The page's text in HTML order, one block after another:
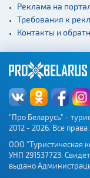
Аэропорты
вокзалы
Реклама на
Требования к
Контакты и
"Про Беларусь" -
2012 - 2026. Все
ООО "Туристическая
УНП 291537723.
выдано